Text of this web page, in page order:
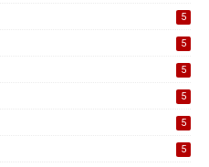
5
5
5
5
5
5